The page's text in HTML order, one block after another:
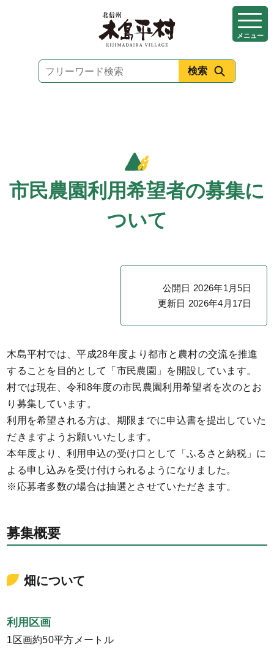
メニュー
市民農園利用希望者の募集に
ついて
公開日 2026年1月5日
更新日 2026年4月17日
木島平村では、平成28年度より都市と農村の交流を推進
することを目的として「市民農園」を開設しています。
村では現在、令和8年度の市民農園利用希望者を次のとお
り募集しています。
利用を希望される方は、期限までに申込書を提出していた
だきますようお願いいたします。
本年度より、利用申込の受け口として「ふるさと納税」に
よる申し込みを受け付けられるようになりました。
※応募者多数の場合は抽選とさせていただきます。
募集概要
畑について
利用区画
1区画約50平方メートル